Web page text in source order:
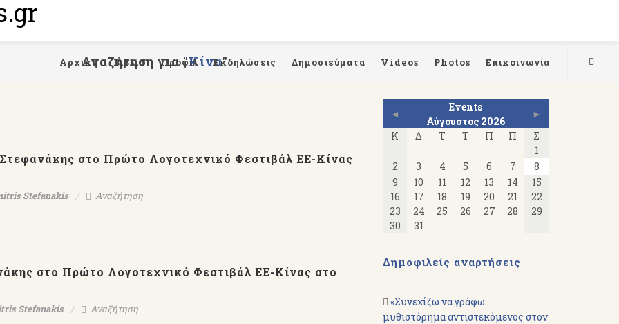
Αρχική Βιβλία Προφίλ Εκδηλώσεις Δημοσιεύματα Videos Photos Επικοινωνία
Αναζήτηση για "Κίνα"
στο Πρώτο Λογοτεχνικό Φεστιβάλ ΕΕ-Κίνας
Stefanakis Αναζήτηση
στο Πρώτο Λογοτεχνικό Φεστιβάλ ΕΕ-Κίνας στο
Stefanakis Αναζήτηση
◄
Events
Αύγουστος 2026
►
Κ
Δ Τ Τ Π Π
Σ
1
2
3 4 5 6 7
8
9
10 11 12 13 14
15
16
17 18 19 20 21
22
23
24 25 26 27 28
29
30
31
Δημοφιλείς αναρτήσεις
«Συνεχίζω να γράφω
μυθιστόρημα αντιστεκόμενος στον